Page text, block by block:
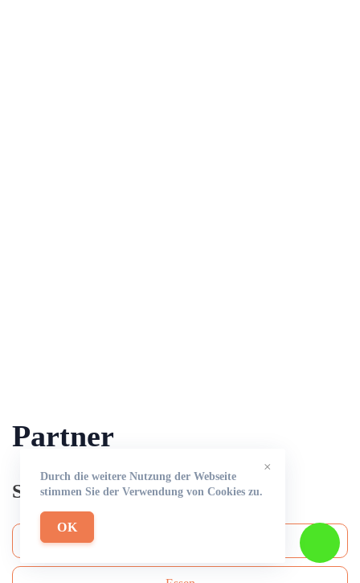
Partner
Schlüsseldienst
×
Durch die weitere Nutzung der Webseite
stimmen Sie der Verwendung von Cookies zu.
OK